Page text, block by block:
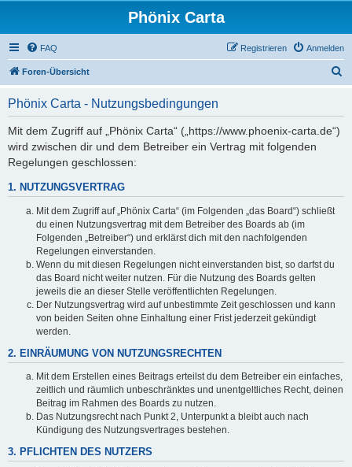
Phönix Carta
FAQ Anmelden
Registrieren
Foren-Übersicht
Phönix Carta - Nutzungsbedingungen
Mit dem Zugriff auf „Phönix Carta“ („https://www.phoenix-carta.de“)
wird zwischen dir und dem Betreiber ein Vertrag mit folgenden
Regelungen geschlossen:
1. NUTZUNGSVERTRAG
Mit dem Zugriff auf „Phönix Carta“ (im Folgenden „das Board“) schließt
du einen Nutzungsvertrag mit dem Betreiber des Boards ab (im
Folgenden „Betreiber“) und erklärst dich mit den nachfolgenden
Regelungen einverstanden.
Wenn du mit diesen Regelungen nicht einverstanden bist, so darfst du
das Board nicht weiter nutzen. Für die Nutzung des Boards gelten
jeweils die an dieser Stelle veröffentlichten Regelungen.
Der Nutzungsvertrag wird auf unbestimmte Zeit geschlossen und kann
von beiden Seiten ohne Einhaltung einer Frist jederzeit gekündigt
werden.
2. EINRÄUMUNG VON NUTZUNGSRECHTEN
Mit dem Erstellen eines Beitrags erteilst du dem Betreiber ein einfaches,
zeitlich und räumlich unbeschränktes und unentgeltliches Recht, deinen
Beitrag im Rahmen des Boards zu nutzen.
Das Nutzungsrecht nach Punkt 2, Unterpunkt a bleibt auch nach
Kündigung des Nutzungsvertrages bestehen.
3. PFLICHTEN DES NUTZERS